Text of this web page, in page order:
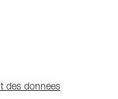
des données